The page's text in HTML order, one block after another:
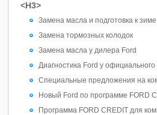
<H3>
Замена масла и подготовка к зиме
Замена тормозных колодок
Замена масла у дилера Ford
Диагностика Ford у
Специальные предложения на
Новый Ford по программе FORD
Программа FORD CREDIT для